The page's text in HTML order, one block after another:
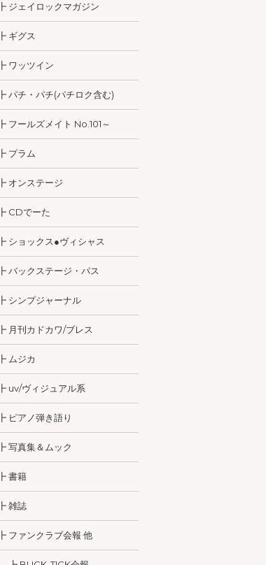
┣ ジェイロックマガジン
┣ ギグス
┣ ワッツイン
┣ パチ・パチ(パチロク含む)
┣ フールズメイト No.101～
┣ プラム
┣ オンステージ
┣ CDでーた
┣ ショックス●ヴィシャス
┣ バックステージ・パス
┣ シンプジャーナル
┣ 月刊カドカワ/ブレス
┣ ムジカ
┣ uv/ヴィジュアル系
┣ ピアノ弾き語り
┣ 写真集＆ムック
┣ 書籍
┣ 雑誌
┣ ファンクラブ会報 他